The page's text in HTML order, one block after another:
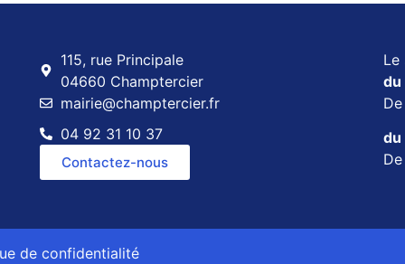
115, rue Principale
04660 Champtercier
mairie@champtercier.fr
04 92 31 10 37
Contactez-nous
Le
du
du
de confidentialité